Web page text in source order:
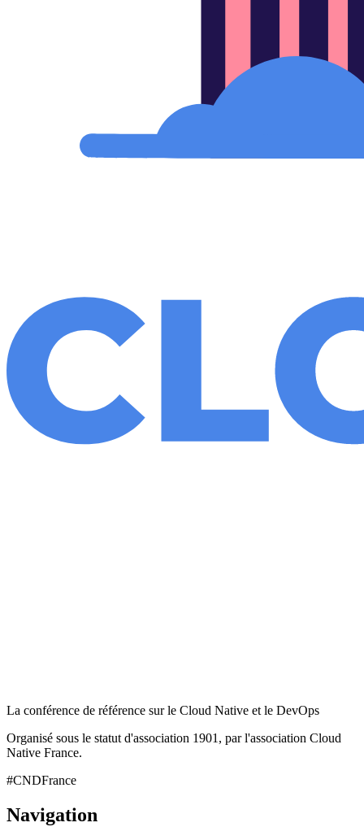
La conférence de référence sur le Cloud Native et le DevOps
Organisé sous le statut d'association 1901, par l'association Cloud
Native France.
#CNDFrance
Navigation